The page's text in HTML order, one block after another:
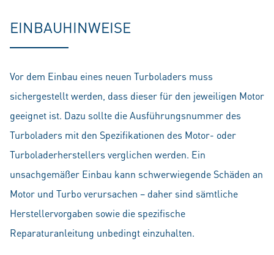
EINBAUHINWEISE
Vor dem Einbau eines neuen Turboladers muss
sichergestellt werden, dass dieser für den jeweiligen Motor
geeignet ist. Dazu sollte die Ausführungsnummer des
Turboladers mit den Spezifikationen des Motor- oder
Turboladerherstellers verglichen werden. Ein
unsachgemäßer Einbau kann schwerwiegende Schäden an
Motor und Turbo verursachen – daher sind sämtliche
Herstellervorgaben sowie die spezifische
Reparaturanleitung unbedingt einzuhalten.